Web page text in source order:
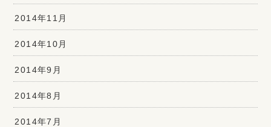
2014年11月
2014年10月
2014年9月
2014年8月
2014年7月